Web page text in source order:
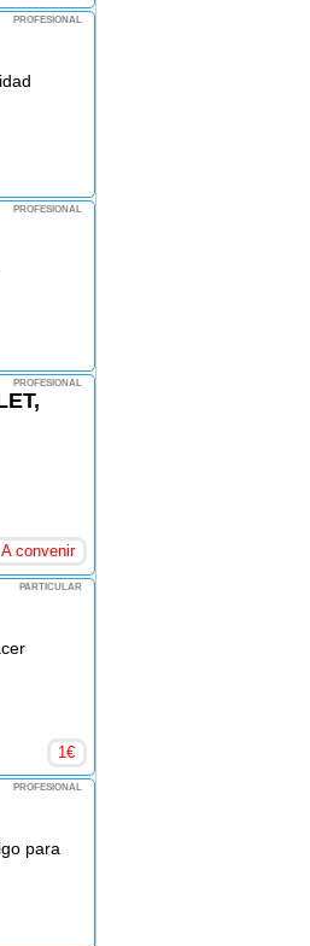
PROFESIONAL
PROFESIONAL
PROFESIONAL
A convenir
PARTICULAR
1€
PROFESIONAL
para